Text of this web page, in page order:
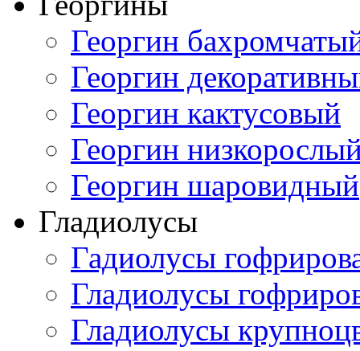
Георгин
Георгин
Георгин кактусовый
Георгин
Георгин шаровидный
Гладиолусы
Гадиолусы
Гладиолусы
Гладиолусы